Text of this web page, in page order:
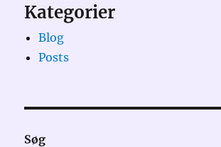
Kategorier
Blog
Posts
Søg